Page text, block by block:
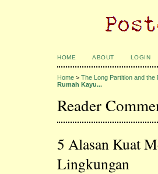
HOME ABOUT LOGIN
Home > The Long Partition and
Rumah Kayu...
Reader
5 Alasan Kuat
Lingkungan